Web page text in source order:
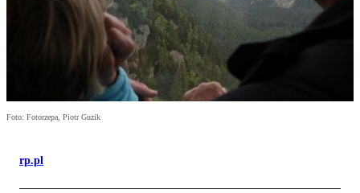
Foto: Fotorzepa, Piotr Guzik
rp.pl